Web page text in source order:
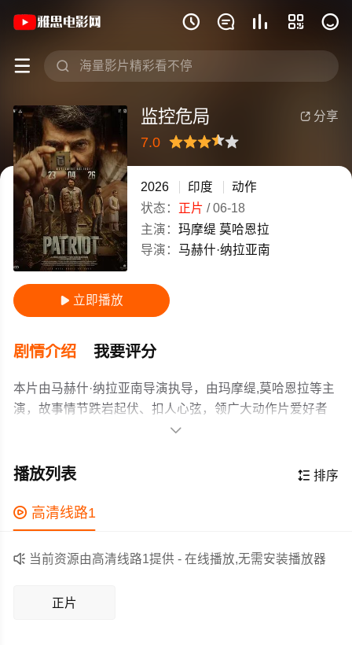
    
 
《监控危局》(2026)印度印度语高清电
 分享
监控危局
7.0
很差较差还行推荐力荐
2026 印度
动作
状态： 正片 /06-18
主演： 玛摩缇 莫哈恩拉
导演： 马赫什·纳拉亚南
 立即播放
剧情介绍 我要评分
本片由马赫什·纳拉亚南导演执导，由玛摩缇,莫哈恩拉等主
演，故事情节跌岩起伏、扣人心弦，领广大动作片爱好者
阴谋，升级为国家安全紧急情况，争分夺秒地拆除网络之
作为一部 上映的动作电影，在当期同类题材影片中具有一
定的看点，在演员表现和剧情架构上也都有不错的亮点，
剧情紧凑，角色塑造鲜明，适合喜欢动作类电影的观众观

 排序
播放列表
 高清线路1
 当前资源由高清线路1提供 - 在线播放,无需安装播放器
正片